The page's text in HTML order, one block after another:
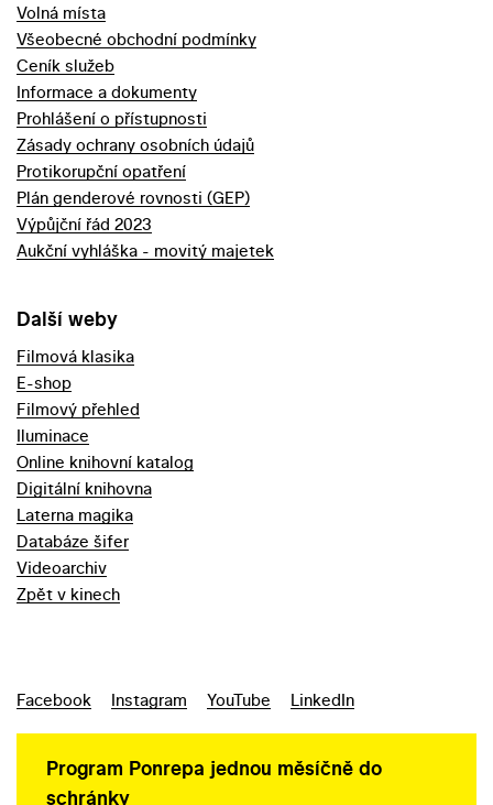
Volná místa
Všeobecné obchodní podmínky
Ceník služeb
Informace a dokumenty
Prohlášení o přístupnosti
Zásady ochrany osobních údajů
Protikorupční opatření
Plán genderové rovnosti (GEP)
Výpůjční řád 2023
Aukční vyhláška - movitý majetek
Další weby
Filmová klasika
E-shop
Filmový přehled
Iluminace
Online knihovní katalog
Digitální knihovna
Laterna magika
Databáze šifer
Videoarchiv
Zpět v kinech
Facebook Instagram YouTube LinkedIn
Program Ponrepa jednou měsíčně do
schránky